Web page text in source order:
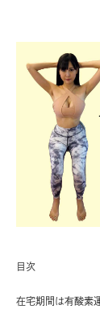
目次
在宅期間は有酸素